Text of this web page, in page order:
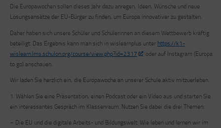
Die Europawochen sollen dieses Jahr dazu anregen, Ideen, Wünsche und neue
Lösungsansätze der EU-Bürger zu finden, um Europa innovativer zu gestalten.
Daher haben sich unsere Schüler und Schülerinnen an diesem Wettbewerb kräftig
beteiligt. Das Ergebnis kann man sich in wislearnplus unter https://k1-
wislearn.lms.schulon.org/course/view.php?id=2317
oder auf Instagram (Europa
to go) anschauen.
Wir laden Sie herzlich ein, die Europawoche an unserer Schule aktiv mitzuerleben.
1. Wählen Sie eine Präsentation, einen Podcast oder ein Video aus und starten Sie
ein interessantes Gespräch im Klassenraum. Nutzen Sie dabei die drei Themen:
– Die EU und die digitale Arbeits- und Bildungswelt: Wie leben und lernen wir im